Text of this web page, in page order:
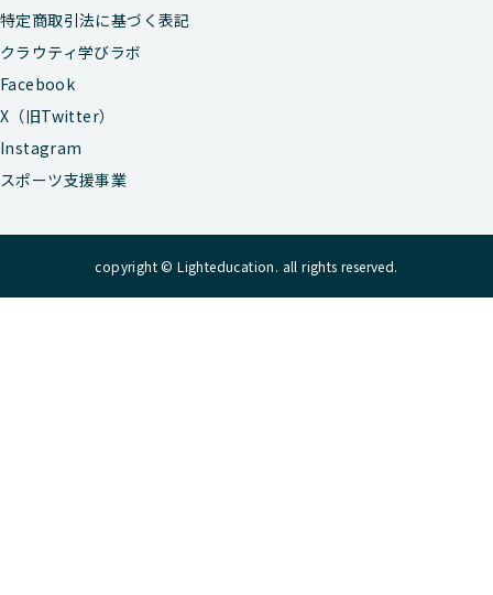
特定商取引法に基づく表記
クラウティ学びラボ
Facebook
X（旧Twitter）
Instagram
スポーツ支援事業
copyright © Lighteducation. all rights reserved.